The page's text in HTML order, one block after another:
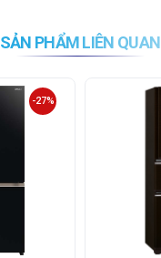
SẢN PHẨM LIÊN QUAN